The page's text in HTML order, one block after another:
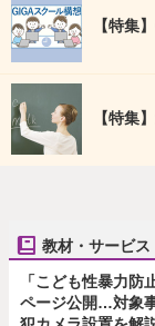
【特集
【特集
教材・サービス
「こども性暴力防
ページ公開…対象